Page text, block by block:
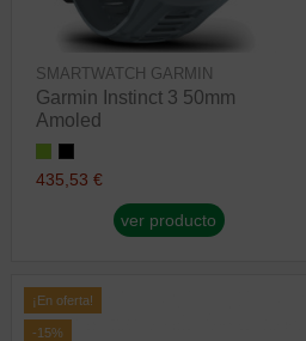
SMARTWATCH GARMIN
Garmin Instinct 3 50mm
Amoled
435,53 €
ver producto
¡En oferta!
-15%